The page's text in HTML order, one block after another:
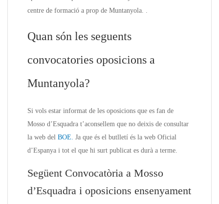
centre de formació a prop de Muntanyola. .
Quan són les seguents
convocatories oposicions a
Muntanyola?
Si vols estar informat de les oposicions que es fan de
Mosso d’Esquadra t’aconsellem que no deixis de consultar
la web del BOE. Ja que és el butlletí és la web Oficial
d’Espanya i tot el que hi surt publicat es durà a terme.
Següent Convocatòria a Mosso
d’Esquadra i oposicions ensenyament